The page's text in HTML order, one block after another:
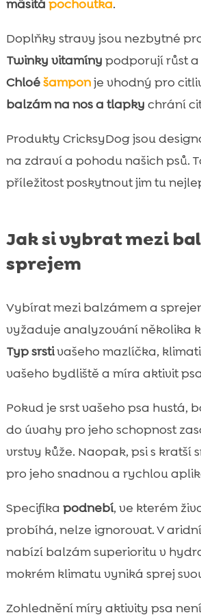
mäsitá pochoutka.
Doplňky stravy jsou nezbytné
Twinky vitamíny podporují růst a
Chloéšamponje vhodný pro
balzám na nos a tlapky chrání
Produkty CricksyDog jsou
na zdraví a pohodu našich psů.
příležitost poskytnout jim tu
Jak si vybrat mezi
sprejem
Vybírat mezi balzámem a
vyžaduje analyzování několika
Typ srstivašeho mazlíčka,
vašeho bydliště a míra aktivit
Pokud je srst vašeho psa hustá,
do úvahy pro jeho schopnost
vrstvy kůže. Naopak, psi s kratší
pro jeho snadnou a rychlou
Specifika podnebí, ve kterém
probíhá, nelze ignorovat. V
nabízí balzám superioritu v
mokrém klimatu vyniká sprej
Zohlednění míry aktivity psa